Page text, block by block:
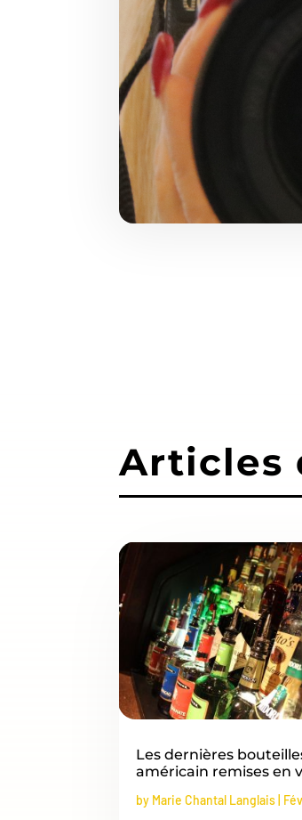
Articles
Les dernières
américain remises en
by Marie Chantal Langlais